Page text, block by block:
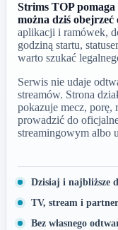
Strims TOP
można dziś obejrzeć
aplikacji i ramówek,
godziną startu,
warto szukać
Serwis nie udaje
streamów. Strona
pokazuje mecz, porę,
prowadzić do
streamingowym albo
Dzisiaj i najbliższe
TV, stream i
Bez własnego